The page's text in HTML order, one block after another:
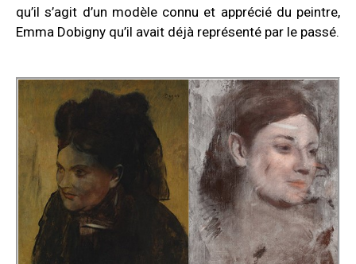
qu’il s’agit d’un modèle connu et apprécié du peintre,
Emma Dobigny qu’il avait déjà représenté par le passé.